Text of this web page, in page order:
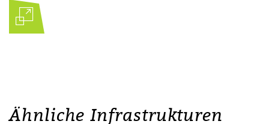
Ähnliche Infrastrukturen